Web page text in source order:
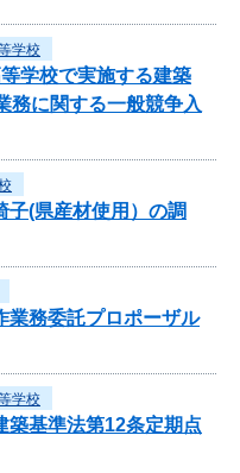
学校
学校で実施する建築
務に関する一般競争入
子(県産材使用）の調
業務委託プロポーザル
学校
築基準法第12条定期点